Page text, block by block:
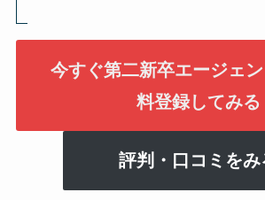
今すぐ第二新卒エージェ
料登録してみる
評判・口コミをみ